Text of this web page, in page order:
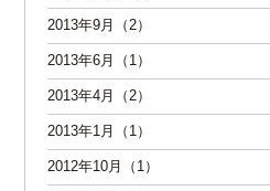
2013年9月（2）
2013年6月（1）
2013年4月（2）
2013年1月（1）
2012年10月（1）